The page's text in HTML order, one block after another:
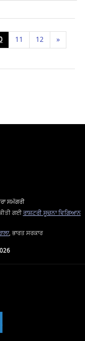
11 12 »
ਸਮੱਗਰੀ
ਗਈਰਾਸ਼ਟਰੀ ਸੂਚਨਾ ਵਿਗਿਆਨ
, ਭਾਰਤ ਸਰਕਾਰ